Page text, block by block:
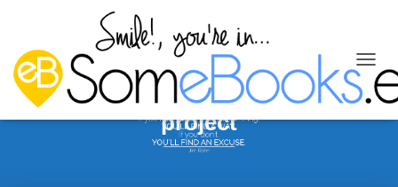
MODO
DE
project